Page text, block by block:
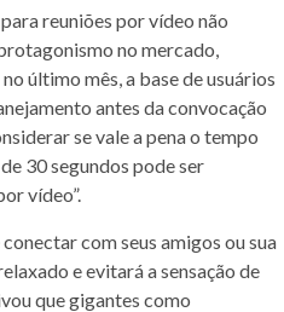
reuniões por vídeo não
no mercado,
último mês, a base de usuários
antes da convocação
se vale a pena o tempo
30 segundos pode ser
vídeo”.
com seus amigos ou sua
e evitará a sensação de
que gigantes como